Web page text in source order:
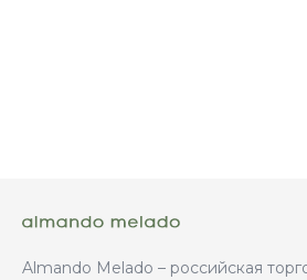
Almando Melado – российская